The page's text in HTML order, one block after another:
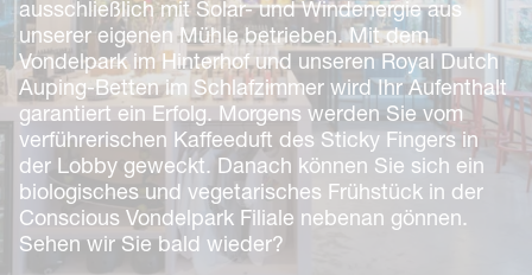
ausschließlich mit Solar- und Windenergie aus
unserer eigenen Mühle betrieben. Mit dem
Vondelpark im Hinterhof und unseren Royal Dutch
Auping-Betten im Schlafzimmer wird Ihr Aufenthalt
garantiert ein Erfolg. Morgens werden Sie vom
verführerischen Kaffeeduft des Sticky Fingers in
der Lobby geweckt. Danach können Sie sich ein
biologisches und vegetarisches Frühstück in der
Conscious Vondelpark Filiale nebenan gönnen.
Sehen wir Sie bald wieder?